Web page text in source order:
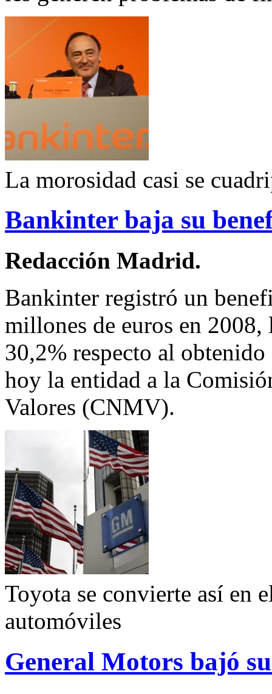
La morosidad casi se
Bankinter baja su
Redacción Madrid.
Bankinter registró un
millones de euros en 2008,
30,2% respecto al
hoy la entidad a la
Valores (CNMV).
Toyota se convierte así en
automóviles
General Motors bajó